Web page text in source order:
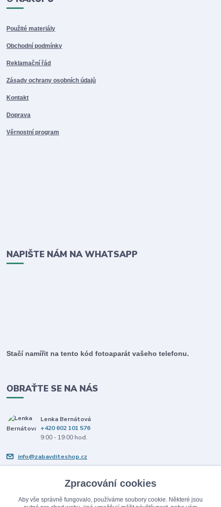
Zpracování cookies
Aby vše správně fungovalo, používáme soubory cookie. Některé jsou
Použité materiály
Obchodní podmínky
Reklamační řád
Zásady ochrany osobních údajů
Kontakt
Doprava
Věrnostní program
NAPIŠTE NÁM NA WHATSAPP
Stačí namířit na tento kód fotoaparát vašeho telefonu.
OBRAŤTE SE NA NÁS
Lenka Bernátová
+420 602 101 576
9:00 - 19:00 hod.
info@zabavditeshop.cz
Zpracování cookies
Aby vše správně fungovalo, používáme soubory cookie. Některé jsou